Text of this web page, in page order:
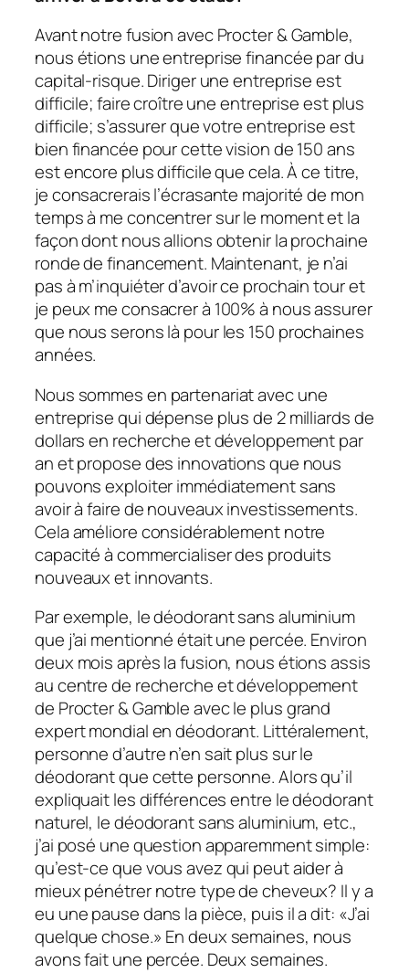
Avant notre fusion avec Procter & Gamble,
nous étions une entreprise financée par du
capital-risque. Diriger une entreprise est
difficile; faire croître une entreprise est plus
difficile; s’assurer que votre entreprise est
bien financée pour cette vision de 150 ans
est encore plus difficile que cela. À ce titre,
je consacrerais l’écrasante majorité de mon
temps à me concentrer sur le moment et la
façon dont nous allions obtenir la prochaine
ronde de financement. Maintenant, je n’ai
pas à m’inquiéter d’avoir ce prochain tour et
je peux me consacrer à 100% à nous assurer
que nous serons là pour les 150 prochaines
années.
Nous sommes en partenariat avec une
entreprise qui dépense plus de 2 milliards de
dollars en recherche et développement par
an et propose des innovations que nous
pouvons exploiter immédiatement sans
avoir à faire de nouveaux investissements.
Cela améliore considérablement notre
capacité à commercialiser des produits
nouveaux et innovants.
Par exemple, le déodorant sans aluminium
que j’ai mentionné était une percée. Environ
deux mois après la fusion, nous étions assis
au centre de recherche et développement
de Procter & Gamble avec le plus grand
expert mondial en déodorant. Littéralement,
personne d’autre n’en sait plus sur le
déodorant que cette personne. Alors qu’il
expliquait les différences entre le déodorant
naturel, le déodorant sans aluminium, etc.,
j’ai posé une question apparemment simple:
qu’est-ce que vous avez qui peut aider à
mieux pénétrer notre type de cheveux? Il y a
eu une pause dans la pièce, puis il a dit: «J’ai
quelque chose.» En deux semaines, nous
avons fait une percée. Deux semaines.